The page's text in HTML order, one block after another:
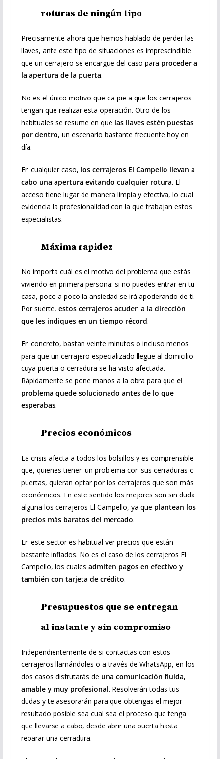
roturas de ningún tipo
Precisamente ahora que hemos hablado de perder las
llaves, ante este tipo de situaciones es imprescindible
que un cerrajero se encargue del caso para proceder a
la apertura de la puerta.
No es el único motivo que da pie a que los cerrajeros
tengan que realizar esta operación. Otro de los
habituales se resume en que las llaves estén puestas
por dentro, un escenario bastante frecuente hoy en
día.
En cualquier caso, los cerrajeros El Campello llevan a
cabo una apertura evitando cualquier rotura. El
acceso tiene lugar de manera limpia y efectiva, lo cual
evidencia la profesionalidad con la que trabajan estos
especialistas.
Máxima rapidez
No importa cuál es el motivo del problema que estás
viviendo en primera persona: si no puedes entrar en tu
casa, poco a poco la ansiedad se irá apoderando de ti.
Por suerte, estos cerrajeros acuden a la dirección
que les indiques en un tiempo récord.
En concreto, bastan veinte minutos o incluso menos
para que un cerrajero especializado llegue al domicilio
cuya puerta o cerradura se ha visto afectada.
Rápidamente se pone manos a la obra para que el
problema quede solucionado antes de lo que
esperabas.
Precios económicos
La crisis afecta a todos los bolsillos y es comprensible
que, quienes tienen un problema con sus cerraduras o
puertas, quieran optar por los cerrajeros que son más
económicos. En este sentido los mejores son sin duda
alguna los cerrajeros El Campello, ya que plantean los
precios más baratos del mercado.
En este sector es habitual ver precios que están
bastante inflados. No es el caso de los cerrajeros El
Campello, los cuales admiten pagos en efectivo y
también con tarjeta de crédito.
Presupuestos que se entregan
al instante y sin compromiso
Independientemente de si contactas con estos
cerrajeros llamándoles o a través de WhatsApp, en los
dos casos disfrutarás de una comunicación fluida,
amable y muy profesional. Resolverán todas tus
dudas y te asesorarán para que obtengas el mejor
resultado posible sea cual sea el proceso que tenga
que llevarse a cabo, desde abrir una puerta hasta
reparar una cerradura.